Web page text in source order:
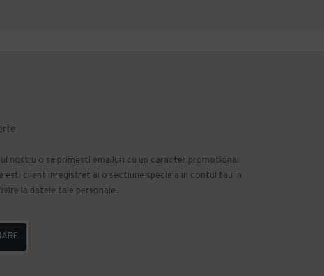
nostru o sa primesti emailuri cu un caracter promotional
client inregistrat ai o sectiune speciala in contul tau in
la datele tale personale.